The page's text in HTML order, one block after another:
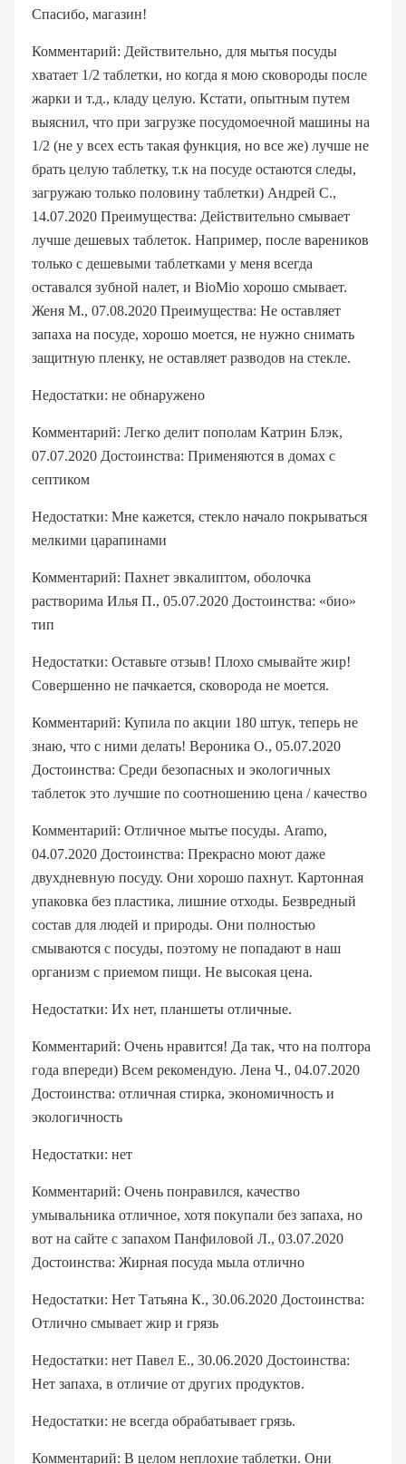
Спасибо, магазин!
Комментарий: Действительно, для мытья посуды
хватает 1/2 таблетки, но когда я мою сковороды после
жарки и т.д., кладу целую. Кстати, опытным путем
выяснил, что при загрузке посудомоечной машины на
1/2 (не у всех есть такая функция, но все же) лучше не
брать целую таблетку, т.к на посуде остаются следы,
загружаю только половину таблетки) Андрей С.,
14.07.2020 Преимущества: Действительно смывает
лучше дешевых таблеток. Например, после вареников
только с дешевыми таблетками у меня всегда
оставался зубной налет, и BioMio хорошо смывает.
Женя М., 07.08.2020 Преимущества: Не оставляет
запаха на посуде, хорошо моется, не нужно снимать
защитную пленку, не оставляет разводов на стекле.
Недостатки: не обнаружено
Комментарий: Легко делит пополам Катрин Блэк,
07.07.2020 Достоинства: Применяются в домах с
септиком
Недостатки: Мне кажется, стекло начало покрываться
мелкими царапинами
Комментарий: Пахнет эвкалиптом, оболочка
растворима Илья П., 05.07.2020 Достоинства: «био»
тип
Недостатки: Оставьте отзыв! Плохо смывайте жир!
Совершенно не пачкается, сковорода не моется.
Комментарий: Купила по акции 180 штук, теперь не
знаю, что с ними делать! Вероника О., 05.07.2020
Достоинства: Среди безопасных и экологичных
таблеток это лучшие по соотношению цена / качество
Комментарий: Отличное мытье посуды. Aramo,
04.07.2020 Достоинства: Прекрасно моют даже
двухдневную посуду. Они хорошо пахнут. Картонная
упаковка без пластика, лишние отходы. Безвредный
состав для людей и природы. Они полностью
смываются с посуды, поэтому не попадают в наш
организм с приемом пищи. Не высокая цена.
Недостатки: Их нет, планшеты отличные.
Комментарий: Очень нравится! Да так, что на полтора
года впереди) Всем рекомендую. Лена Ч., 04.07.2020
Достоинства: отличная стирка, экономичность и
экологичность
Недостатки: нет
Комментарий: Очень понравился, качество
умывальника отличное, хотя покупали без запаха, но
вот на сайте с запахом Панфиловой Л., 03.07.2020
Достоинства: Жирная посуда мыла отлично
Недостатки: Нет Татьяна К., 30.06.2020 Достоинства:
Отлично смывает жир и грязь
Недостатки: нет Павел Е., 30.06.2020 Достоинства:
Нет запаха, в отличие от других продуктов.
Недостатки: не всегда обрабатывает грязь.
Комментарий: В целом неплохие таблетки. Они